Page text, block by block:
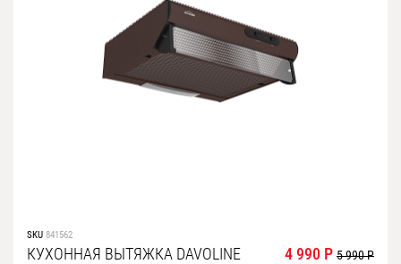
SKU 841562
КУХОННАЯ ВЫТЯЖКА DAVOLINE 4 990 Р 5 990 Р